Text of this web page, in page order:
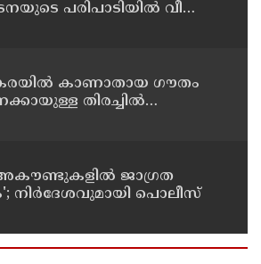
പരിപാടിയില്‍ വീണ്ടും
കാണാതായ ഗൗതം
തിരച്ചില്‍
ജാഗ്രത
നിര്‍ദേശവുമായി പൊലീസ്